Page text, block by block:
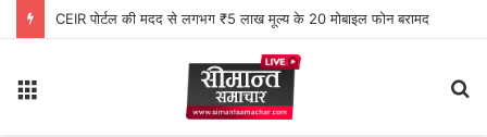
CEIR पोर्टल की मदद से लगभग ₹5 लाख मूल्य के 20 मोबाइल फोन बरामद